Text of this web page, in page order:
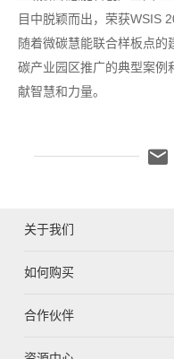
目中脱颖而出，荣获WSIS
随着微碳慧能联合样板点
碳产业园区推广的典型案例
献智慧和力量。
关于我们
如何购买
合作伙伴